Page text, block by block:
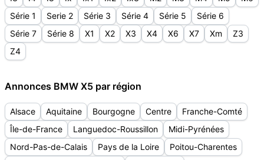
Série 1
Serie 2 Série 3 Série 4 Série 5
Série 6
Série 7
Série 8 X1 X2 X3 X4 X6 X7 Xm
Z3
Z4
Annonces BMW X5 par région
Alsace Aquitaine Bourgogne Centre
Franche-Comté
Île-de-France
Languedoc-Roussillon
Midi-Pyrénées
Nord-Pas-de-Calais
Pays de la Loire
Poitou-Charentes